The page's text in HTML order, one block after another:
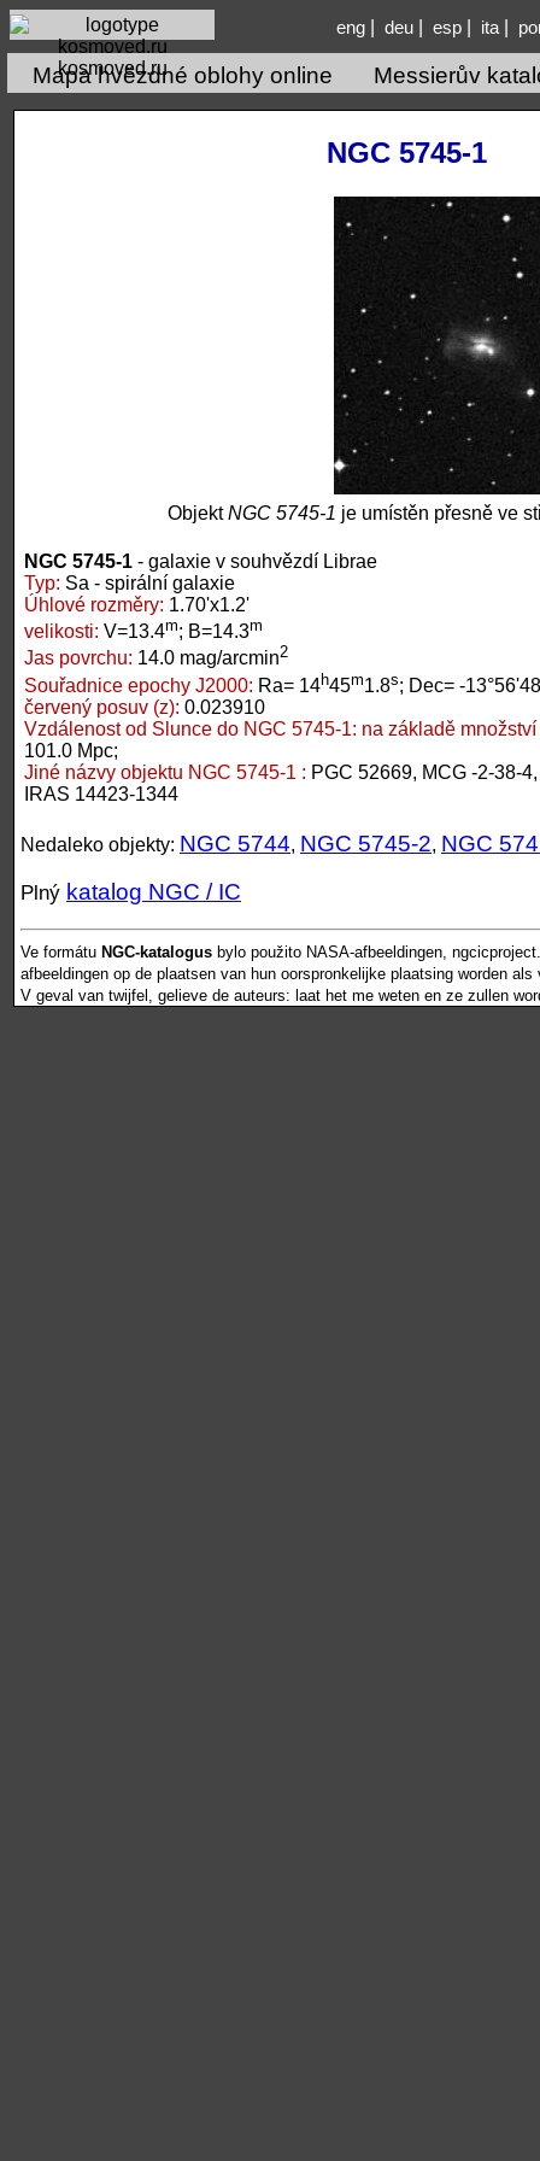
kosmoved.ru
eng| deu| esp| ita|
Mapa hvězdné oblohy online Messierův
NGC 5745-1
ObjektNGC 5745-1 je umístěn přesně ve
NGC 5745-1 - galaxie v souhvězdí Librae
Typ: Sa - spirální galaxie
Úhlové rozměry: 1.70'x1.2'
velikosti: V=13.4m; B=14.3m
Jas povrchu: 14.0 mag/arcmin2
Souřadnice epochy J2000: Ra= 14h45m1.8s; Dec= -
červený posuv (z): 0.023910
Vzdálenost od Slunce do NGC 5745-1: na základě
101.0 Mpc;
Jiné názvy objektu NGC 5745-1 : PGC 52669, MCG -2-38-
IRAS 14423-1344
Nedaleko objekty: NGC 5744, NGC 5745-2, NGC
Plný katalog NGC / IC
Ve formátu NGC-katalogus bylo použito NASA-afbeeldingen,
afbeeldingen op de plaatsen van hun oorspronkelijke plaatsing worden
V geval van twijfel, gelieve de auteurs: laat het me weten en ze zullen